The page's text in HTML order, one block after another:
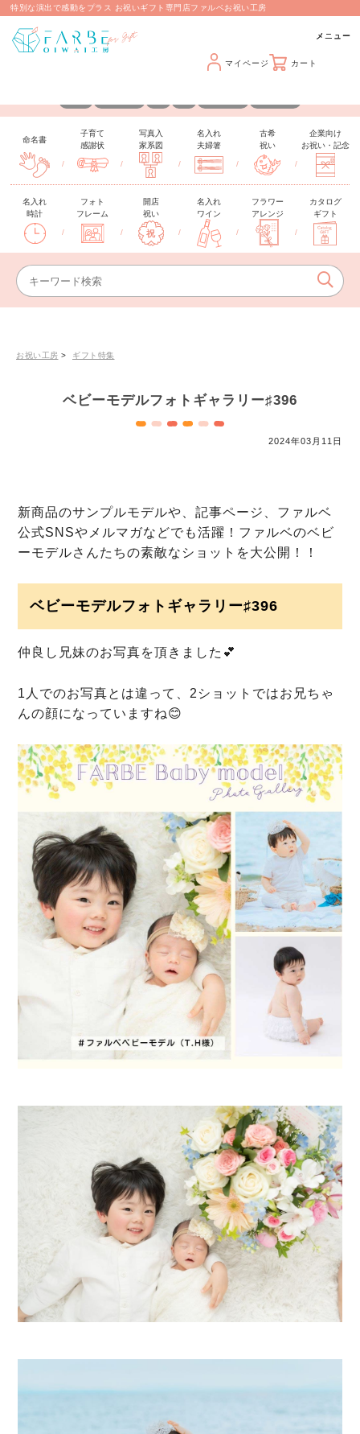
特別な演出で感動をプラス お祝いギフト専門店ファルベお祝い工房
マイページ カート
命名書
/
子育て
感謝状
/
写真入
家系図
/
名入れ
夫婦箸
/
古希
祝い
/
企業向け
お祝い・記念
名入れ
時計
/
フォト
フレーム
/
開店
祝い
/
名入れ
ワイン
/
フラワー
アレンジ
/
カタログ
ギフト
お祝い工房 ギフト特集
ベビーモデルフォトギャラリー♯396
2024年03月11日
新商品のサンプルモデルや、記事ページ、ファルベ
公式SNSやメルマガなどでも活躍！ ファルベのベビ
ーモデルさんたちの素敵なショットを大公開！！
ベビーモデルフォトギャラリー♯396
仲良し兄妹のお写真を頂きました💕
1人でのお写真とは違って、2ショットではお兄ちゃ
んの顔になっていますね😊